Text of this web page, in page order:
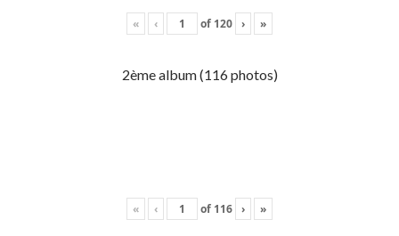
« ‹ of 120 › »
2ème album (116 photos)
« ‹ of 116 › »